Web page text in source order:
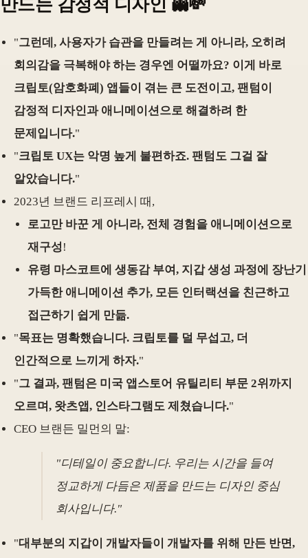
만드는 감정적 디자인 👻💸
"그런데, 사용자가 습관을 만들려는 게 아니라, 오히려
회의감을 극복해야 하는 경우엔 어떨까요? 이게 바로
크립토(암호화폐) 앱들이 겪는 큰 도전이고, 팬텀이
감정적 디자인과 애니메이션으로 해결하려 한
문제입니다."
"크립토 UX는 악명 높게 불편하죠. 팬텀도 그걸 잘
알았습니다."
2023년 브랜드 리프레시 때,
로고만 바꾼 게 아니라, 전체 경험을 애니메이션으로
재구성 !
유령 마스코트에 생동감 부여, 지갑 생성 과정에 장난기
가득한 애니메이션 추가, 모든 인터랙션을 친근하고
접근하기 쉽게 만듦.
"목표는 명확했습니다. 크립토를 덜 무섭고, 더
인간적으로 느끼게 하자."
"그 결과, 팬텀은 미국 앱스토어 유틸리티 부문 2위까지
오르며, 왓츠앱, 인스타그램도 제쳤습니다."
CEO 브랜든 밀먼의 말:
"디테일이 중요합니다. 우리는 시간을 들여
정교하게 다듬은 제품을 만드는 디자인 중심
회사입니다."
"대부분의 지갑이 개발자들이 개발자를 위해 만든 반면,